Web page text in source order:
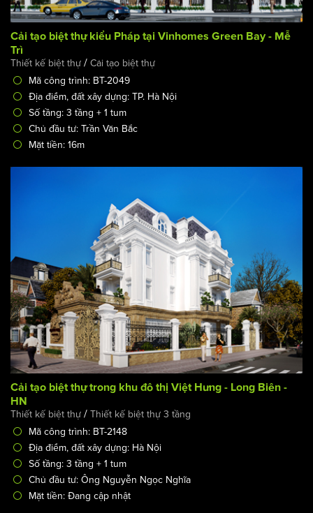
Cải tạo biệt thự kiểu Pháp tại Vinhomes Green Bay - Mễ
Trì
Thiết kế biệt thự / Cải tạo biệt thự
Mã công trình: BT-2049
Địa điểm, đất xây dựng: TP. Hà Nội
Số tầng: 3 tầng + 1 tum
Chủ đầu tư: Trần Văn Bắc
Mặt tiền: 16m
Cải tạo biệt thự trong khu đô thị Việt Hưng - Long Biên -
HN
Thiết kế biệt thự / Thiết kế biệt thự 3 tầng
Mã công trình: BT-2148
Địa điểm, đất xây dựng: Hà Nội
Số tầng: 3 tầng + 1 tum
Chủ đầu tư: Ông Nguyễn Ngọc Nghĩa
Mặt tiền: Đang cập nhật